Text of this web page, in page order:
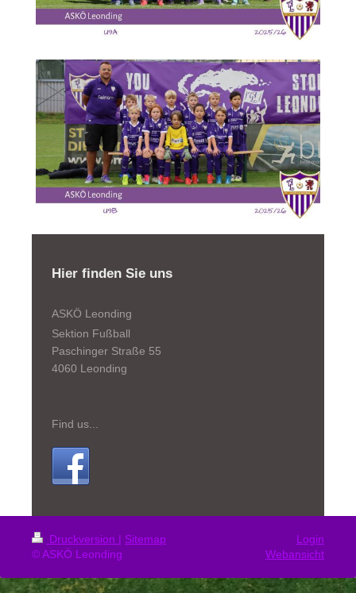
Hier finden Sie uns
ASKÖ Leonding
Sektion Fußball
Paschinger Straße 55
4060 Leonding
Find us...
Druckversion | Sitemap
© ASKÖ Leonding
Login
Webansicht